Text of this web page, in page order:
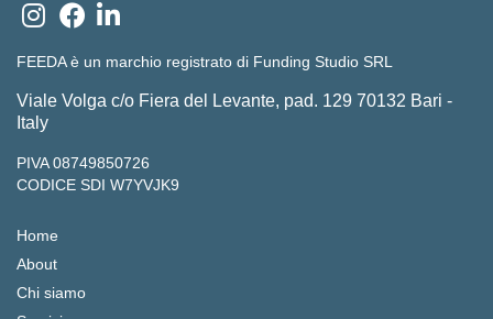
FEEDA è un marchio registrato di Funding Studio SRL
Viale Volga c/o Fiera del Levante, pad. 129 70132 Bari -
Italy
PIVA 08749850726
CODICE SDI W7YVJK9
Home
About
Chi siamo